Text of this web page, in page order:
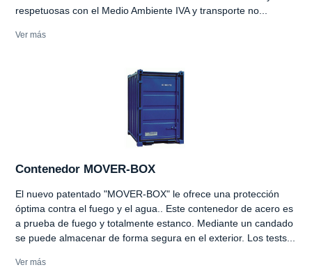
respetuosas con el Medio Ambiente IVA y transporte no...
Ver más
Contenedor MOVER-BOX
El nuevo patentado "MOVER-BOX" le ofrece una protección
óptima contra el fuego y el agua.. Este contenedor de acero es
a prueba de fuego y totalmente estanco. Mediante un candado
se puede almacenar de forma segura en el exterior. Los tests...
Ver más